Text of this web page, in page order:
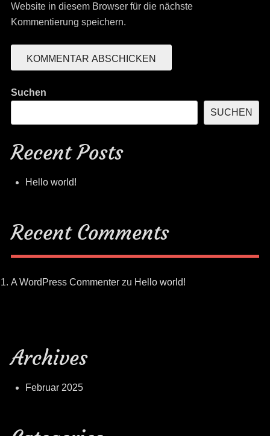
Website in diesem Browser für die nächste
Kommentierung speichern.
Suchen
SUCHEN
Recent Posts
Hello world!
Recent Comments
A WordPress Commenterzu Hello world!
Archives
Februar 2025